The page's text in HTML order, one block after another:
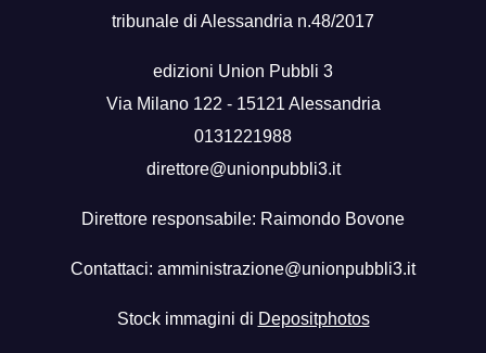
tribunale di Alessandria n.48/2017
edizioni Union Pubbli 3
Via Milano 122 - 15121 Alessandria
0131221988
direttore@unionpubbli3.it
Direttore responsabile: Raimondo Bovone
Contattaci: amministrazione@unionpubbli3.it
Stock immagini di Depositphotos